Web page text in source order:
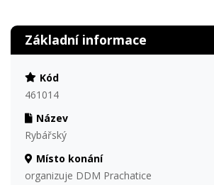
Základní informace
Kód
461014
Název
Rybářský
Místo konání
organizuje DDM Prachatice